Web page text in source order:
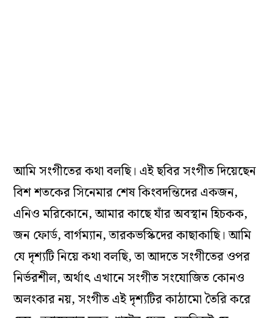
আমি সংগীতের কথা বলছি। এই ছবির সংগীত দিয়েছেন
বিশ শতকের সিনেমার শেষ কিংবদন্তিদের একজন,
এনিও মরিকোনে, আমার কাছে যাঁর অবস্থান হিচকক,
জন ফোর্ড, বার্গম্যান, তারকভস্কিদের কাছাকাছি। আমি
যে দৃশ্যটি নিয়ে কথা বলছি, তা আদতে সংগীতের ওপর
নির্ভরশীল, অর্থাৎ এখানে সংগীত সংযোজিত কোনও
অলংকার নয়, সংগীত এই দৃশ্যটির কাঠামো তৈরি করে